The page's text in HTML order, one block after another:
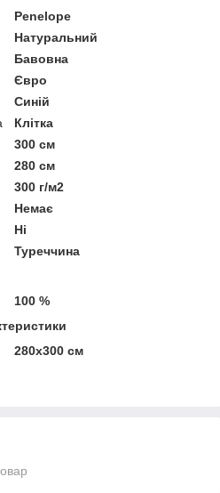
Penelope
Натуральний
Бавовна
Євро
Синій
Клітка
300 см
280 см
300 г/м2
Немає
Ні
Туреччина
100 %
280x300 см